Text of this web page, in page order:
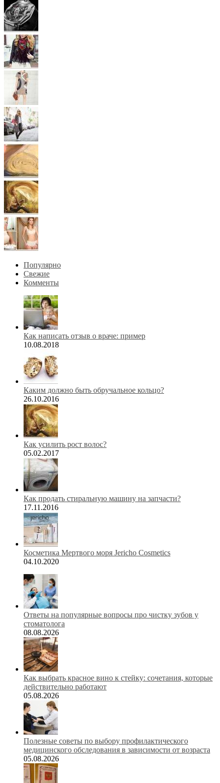
Популярно
Свежие
Комменты
Как написать отзыв о враче: пример
10.08.2018
Каким должно быть обручальное кольцо?
26.10.2016
Как усилить рост волос?
05.02.2017
Как продать стиральную машину на запчасти?
17.11.2016
Косметика Мертвого моря Jericho Cosmetics
04.10.2020
Ответы на популярные вопросы про чистку зубов у
стоматолога
08.08.2026
Как выбрать красное вино к стейку: сочетания, которые
действительно работают
05.08.2026
Полезные советы по выбору профилактического
медицинского обследования в зависимости от возраста
05.08.2026